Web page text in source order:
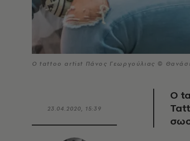
Ο tattoo artist Πάνος Γεωργούλιας ©
23.04.2020, 15:39
Ο